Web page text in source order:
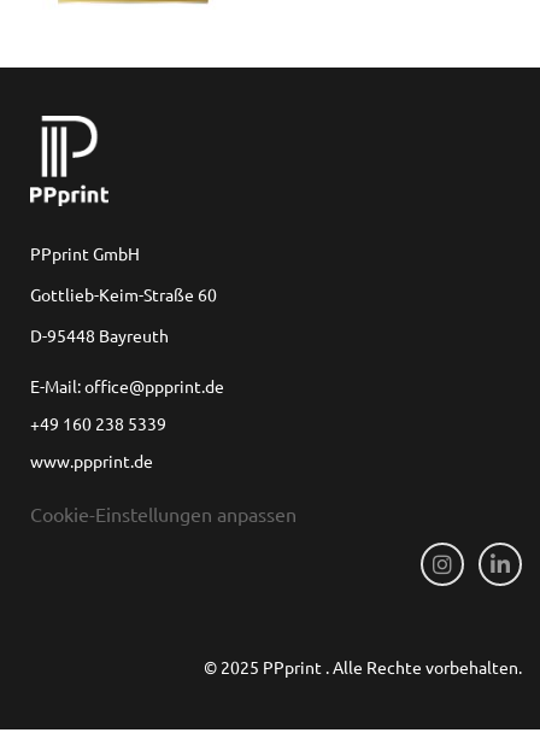
PPprint GmbH
Gottlieb-Keim-Straße 60
D-95448 Bayreuth
E-Mail: office@ppprint.de
+49 160 238 5339
www.ppprint.de
Cookie-Einstellungen anpassen
© 2025 PPprint . Alle Rechte vorbehalten.